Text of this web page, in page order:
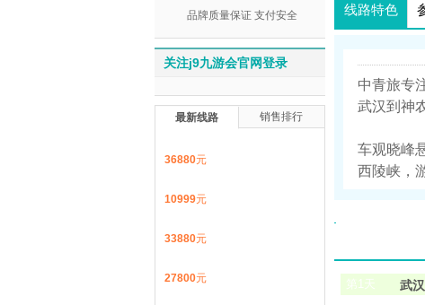
线路特色
中青旅专
武汉到神
车观晓峰
西陵峡，
第1天 武
品牌质量保证 支付安全
关注j9九游会官网登录
最新线路 销售排行
36880元
10999元
33880元
27800元